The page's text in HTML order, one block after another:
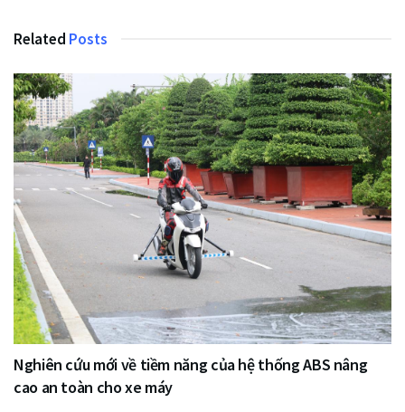
Related Posts
Nghiên cứu mới về tiềm năng của hệ thống ABS nâng
cao an toàn cho xe máy